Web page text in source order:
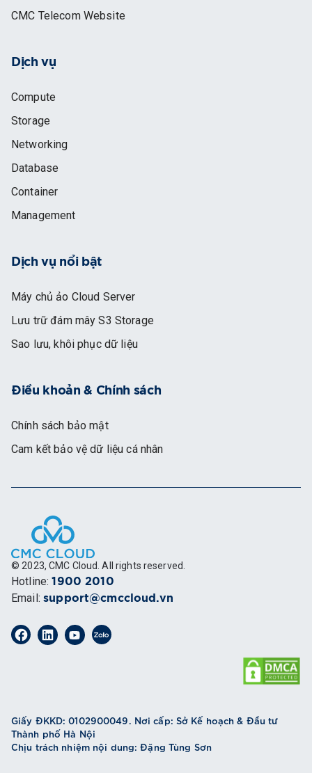
CMC Telecom Website
Dịch vụ
Compute
Storage
Networking
Database
Container
Management
Dịch vụ nổi bật
Máy chủ ảo Cloud Server
Lưu trữ đám mây S3 Storage
Sao lưu, khôi phục dữ liệu
Điều khoản & Chính sách
Chính sách bảo mật
Cam kết bảo vệ dữ liệu cá nhân
© 2023, CMC Cloud. All rights reserved.
Hotline: 1900 2010
Email: support@cmccloud.vn
Giấy ĐKKD: 0102900049. Nơi cấp: Sở Kế hoạch & Đầu tư
Thành phố Hà Nội
Chịu trách nhiệm nội dung: Đặng Tùng Sơn